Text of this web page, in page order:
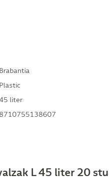
Brabantia
Plastic
liter
8710755138607
L 45 liter 20